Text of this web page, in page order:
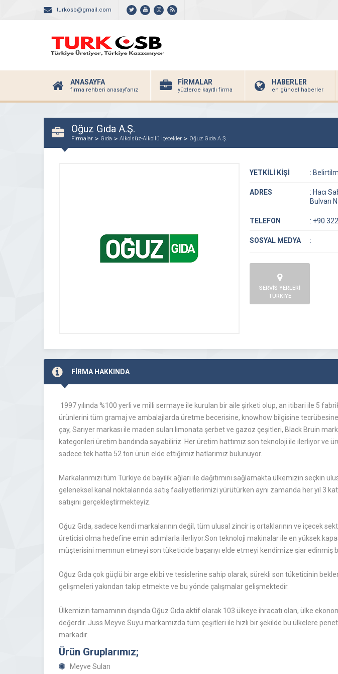
turkosb@gmail.com
ANASAYFA
firma rehberi anasayfanız
FİRMALAR
yüzlerce kayıtlı firma
HABERLER
en güncel haberler
Oğuz Gıda A.Ş.
Firmalar Gıda Alkolsüz-Alkollü İçecekler Oğuz Gıda A.Ş.
YETKİLİ KİŞİ :
ADRES : Hacı
Bulvarı
TELEFON : +90
SOSYAL MEDYA :
SERVİS YERLERİ
TÜRKİYE
FİRMA HAKKINDA
1997 yılında %100 yerli ve milli sermaye ile kurulan bir aile şirketi olup, an itibari ile 5
ürünlerini tüm gramaj ve ambalajlarda üretme becerisine, knowhow bilgisine
çay, Sarıyer markası ile maden suları limonata şerbet ve gazoz çeşitleri, Black Bruin
kategorileri üretim bandında sayabiliriz. Her üretim hattımız son teknoloji ile ilerliyor ve
sadece tek hatta 52 ton ürün elde ettiğimiz hatlarımız bulunuyor.
Markalarımızı tüm Türkiye de bayilik ağları ile dağıtımını sağlamakta ülkemizin
geleneksel kanal noktalarında satış faaliyetlerimizi yürütürken aynı zamanda her yıl 3
satışını gerçekleştirmekteyiz.
Oğuz Gıda, sadece kendi markalarının değil, tüm ulusal zincir iş ortaklarının ve içecek
üreticisi olma hedefine emin adımlarla ilerliyor.Son teknoloji makinalar ile en yüksek
müşterisini memnun etmeyi son tüketicide başarıyı elde etmeyi kendimize şiar edinmiş
Oğuz Gıda çok güçlü bir arge ekibi ve tesislerine sahip olarak, sürekli son tüketicinin
gelişmeleri yakından takip etmekte ve bu yönde çalışmalar gelişmektedir.
Ülkemizin tamamının dışında Oğuz Gıda aktif olarak 103 ülkeye ihracatı olan, ülke
değerdir. Juss Meyve Suyu markamızda tüm çeşitleri ile hızlı bir şekilde bu ülkelere
markadır.
Ürün Gruplarımız;
Meyve Suları